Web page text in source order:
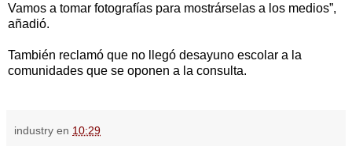
Vamos a tomar fotografías para mostrárselas a los medios”,
añadió.
También reclamó que no llegó desayuno escolar a la
comunidades que se oponen a la consulta.
industry en 10:29